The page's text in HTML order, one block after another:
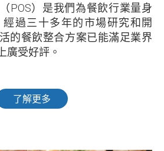
POS）是我們為餐飲行業量身
過三十多年的市場研究和開
的餐飲整合方案已能滿足業界
廣受好評。
了解更多